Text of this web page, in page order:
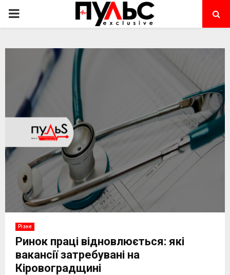
PRIMARY
Різне
Ринок праці відновлюється: які
вакансії затребувані на
Кіровоградщині